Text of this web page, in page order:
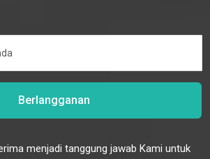
Berlangganan
menjadi tanggung jawab Kami untuk